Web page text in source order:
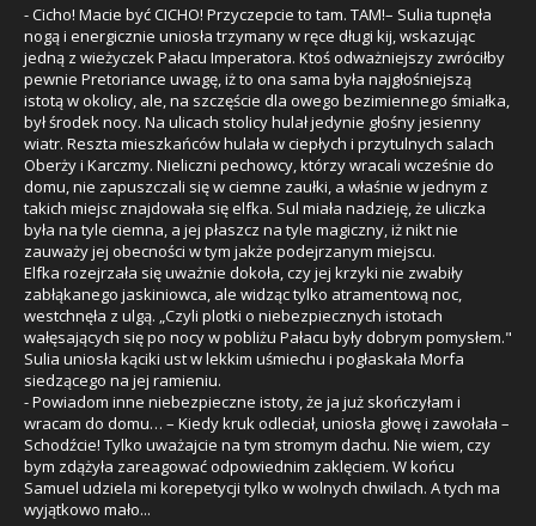
- Cicho! Macie być CICHO! Przyczepcie to tam. TAM!– Sulia tupnęła
nogą i energicznie uniosła trzymany w ręce długi kij, wskazując
jedną z wieżyczek Pałacu Imperatora. Ktoś odważniejszy zwróciłby
pewnie Pretoriance uwagę, iż to ona sama była najgłośniejszą
istotą w okolicy, ale, na szczęście dla owego bezimiennego śmiałka,
był środek nocy. Na ulicach stolicy hulał jedynie głośny jesienny
wiatr. Reszta mieszkańców hulała w ciepłych i przytulnych salach
Oberży i Karczmy. Nieliczni pechowcy, którzy wracali wcześnie do
domu, nie zapuszczali się w ciemne zaułki, a właśnie w jednym z
takich miejsc znajdowała się elfka. Sul miała nadzieję, że uliczka
była na tyle ciemna, a jej płaszcz na tyle magiczny, iż nikt nie
zauważy jej obecności w tym jakże podejrzanym miejscu.
Elfka rozejrzała się uważnie dokoła, czy jej krzyki nie zwabiły
zabłąkanego jaskiniowca, ale widząc tylko atramentową noc,
westchnęła z ulgą. „Czyli plotki o niebezpiecznych istotach
wałęsających się po nocy w pobliżu Pałacu były dobrym pomysłem."
Sulia uniosła kąciki ust w lekkim uśmiechu i pogłaskała Morfa
siedzącego na jej ramieniu.
- Powiadom inne niebezpieczne istoty, że ja już skończyłam i
wracam do domu… – Kiedy kruk odleciał, uniosła głowę i zawołała –
Schodźcie! Tylko uważajcie na tym stromym dachu. Nie wiem, czy
bym zdążyła zareagować odpowiednim zaklęciem. W końcu
Samuel udziela mi korepetycji tylko w wolnych chwilach. A tych ma
wyjątkowo mało...